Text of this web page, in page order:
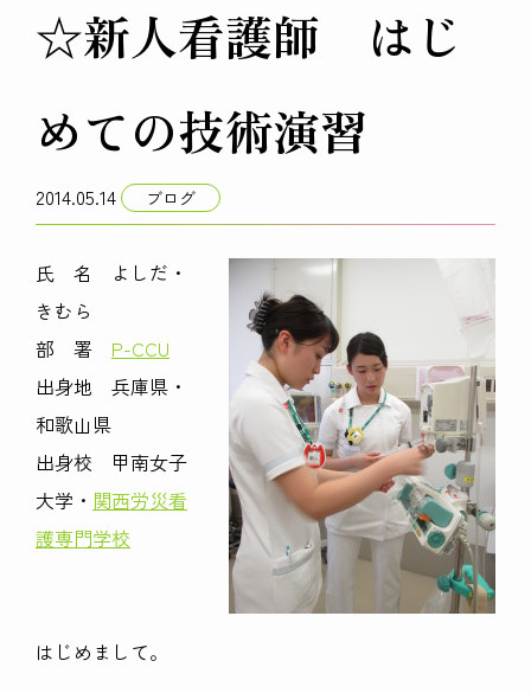
☆新人看護師 はじ
めての技術演習
2014.05.14 ブログ
氏 名 よしだ・
きむら
部 署 P-CCU
出身地 兵庫県・
和歌山県
出身校 甲南女子
大学・ 関西労災看
護専門学校
はじめまして。